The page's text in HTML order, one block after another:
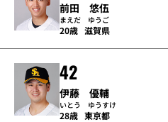
前田 悠伍
まえだ ゆうご
20歳 滋賀県
42
伊藤 優輔
いとう ゆうすけ
28歳 東京都